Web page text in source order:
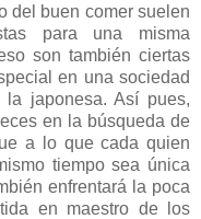
del buen comer suelen
para una misma
son también ciertas
en una sociedad
la japonesa. Así pues,
en la búsqueda de
a lo que cada quien
tiempo sea única
enfrentará la poca
en maestro de los